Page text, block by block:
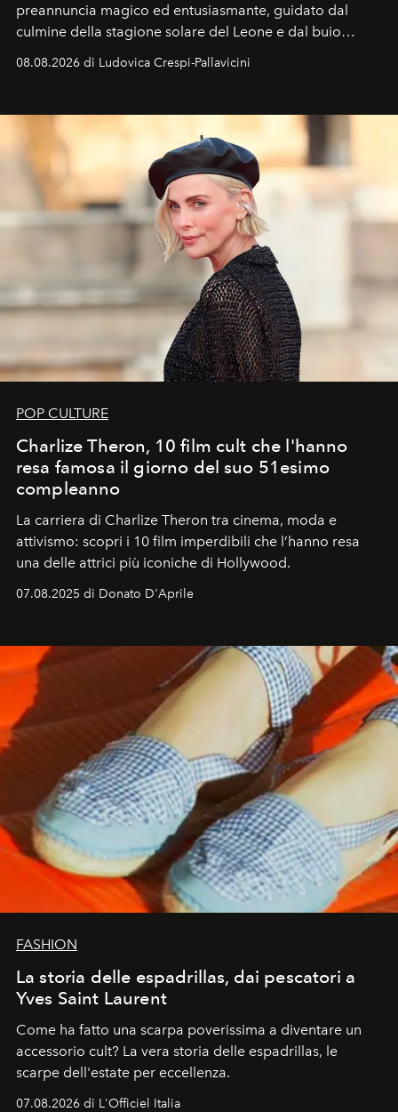
preannuncia magico ed entusiasmante, guidato dal
culmine della stagione solare del Leone e dal buio
favorevole della Luna nuova in Leone del 12 agosto,
ideale per la notte delle Perseidi.
08.08.2026 di Ludovica Crespi-Pallavicini
POP CULTURE
Charlize Theron, 10 film cult che l'hanno
resa famosa il giorno del suo 51esimo
compleanno
La carriera di Charlize Theron tra cinema, moda e
attivismo: scopri i 10 film imperdibili che l’hanno resa
una delle attrici più iconiche di Hollywood.
07.08.2025 di Donato D'Aprile
FASHION
La storia delle espadrillas, dai pescatori a
Yves Saint Laurent
Come ha fatto una scarpa poverissima a diventare un
accessorio cult? La vera storia delle espadrillas, le
scarpe dell'estate per eccellenza.
07.08.2026 di L'Officiel Italia